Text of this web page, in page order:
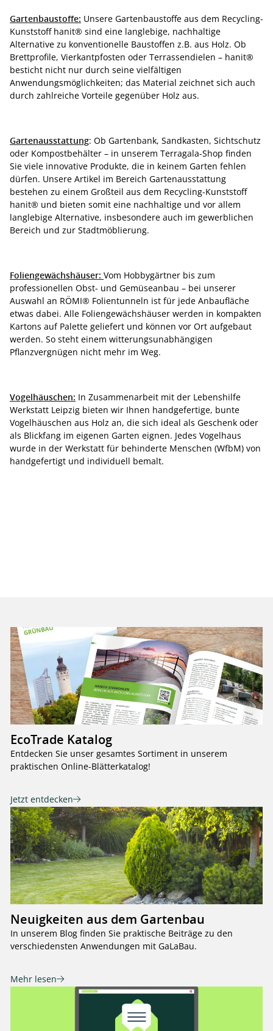
Gartenbaustoffe: Unsere Gartenbaustoffe aus dem Recycling-
Kunststoff hanit® sind eine langlebige, nachhaltige
Alternative zu konventionelle Baustoffen z.B. aus Holz. Ob
Brettprofile, Vierkantpfosten oder Terrassendielen – hanit®
besticht nicht nur durch seine vielfältigen
Anwendungsmöglichkeiten; das Material zeichnet sich auch
durch zahlreiche Vorteile gegenüber Holz aus.
Gartenausstattung: Ob Gartenbank, Sandkasten, Sichtschutz
oder Kompostbehälter – in unserem Terragala-Shop finden
Sie viele innovative Produkte, die in keinem Garten fehlen
dürfen. Unsere Artikel im Bereich Gartenausstattung
bestehen zu einem Großteil aus dem Recycling-Kunststoff
hanit® und bieten somit eine nachhaltige und vor allem
langlebige Alternative, insbesondere auch im gewerblichen
Bereich und zur Stadtmöblierung.
Foliengewächshäuser: Vom Hobbygärtner bis zum
professionellen Obst- und Gemüseanbau – bei unserer
Auswahl an RÖMI® Folientunneln ist für jede Anbaufläche
etwas dabei. Alle Foliengewächshäuser werden in kompakten
Kartons auf Palette geliefert und können vor Ort aufgebaut
werden. So steht einem witterungsunabhängigen
Pflanzvergnügen nicht mehr im Weg.
Vogelhäuschen: In Zusammenarbeit mit der Lebenshilfe
Werkstatt Leipzig bieten wir Ihnen handgefertige, bunte
Vogelhäuschen aus Holz an, die sich ideal als Geschenk oder
als Blickfang im eigenen Garten eignen. Jedes Vogelhaus
wurde in der Werkstatt für behinderte Menschen (WfbM) von
handgefertigt und individuell bemalt.
EcoTrade Katalog
Entdecken Sie unser gesamtes Sortiment in unserem
praktischen Online-Blätterkatalog!
Jetzt entdecken
Neuigkeiten aus dem Gartenbau
In unserem Blog finden Sie praktische Beiträge zu den
verschiedensten Anwendungen mit GaLaBau.
Mehr lesen